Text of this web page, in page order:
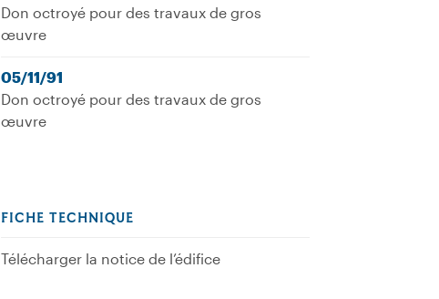
Don octroyé pour des travaux de gros
œuvre
05/11/91
Don octroyé pour des travaux de gros
œuvre
FICHE TECHNIQUE
Télécharger la notice de l’édifice